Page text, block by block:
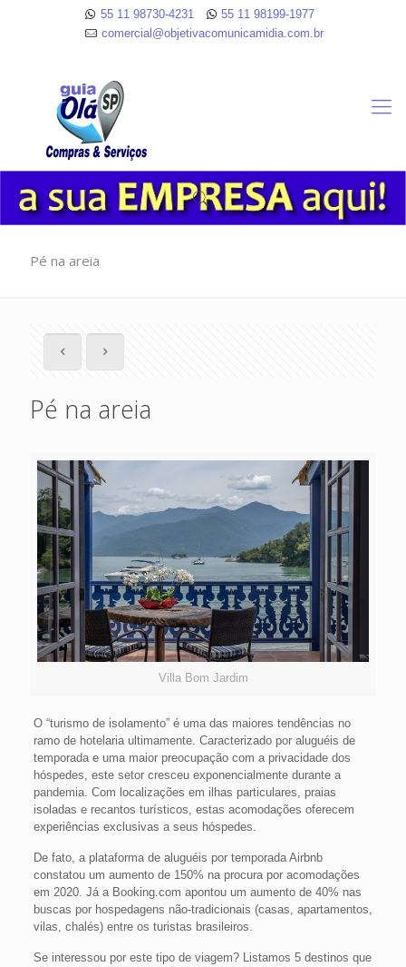
55 11 98730-4231
55 11 98199-1977
comercial@objetivacomunicamidia.com.br
Pé na areia
Pé na areia
Villa Bom Jardim
O “turismo de isolamento” é uma das maiores tendências no
ramo de hotelaria ultimamente. Caracterizado por aluguéis de
temporada e uma maior preocupação com a privacidade dos
hóspedes, este setor cresceu exponencialmente durante a
pandemia. Com localizações em ilhas particulares, praias
isoladas e recantos turísticos, estas acomodações oferecem
experiências exclusivas a seus hóspedes.
De fato, a plataforma de aluguéis por temporada Airbnb
constatou um aumento de 150% na procura por acomodações
em 2020. Já a Booking.com apontou um aumento de 40% nas
buscas por hospedagens não-tradicionais (casas, apartamentos,
vilas, chalés) entre os turistas brasileiros.
Se interessou por este tipo de viagem? Listamos 5 destinos que